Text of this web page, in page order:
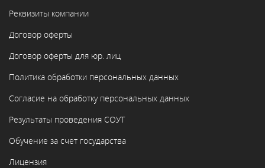
Реквизиты компании
Договор оферты
Договор оферты для юр. лиц
Политика обработки персональных данных
Согласие на обработку персональных данных
Результаты проведения СОУТ
Обучение за счет государства
Лицензия